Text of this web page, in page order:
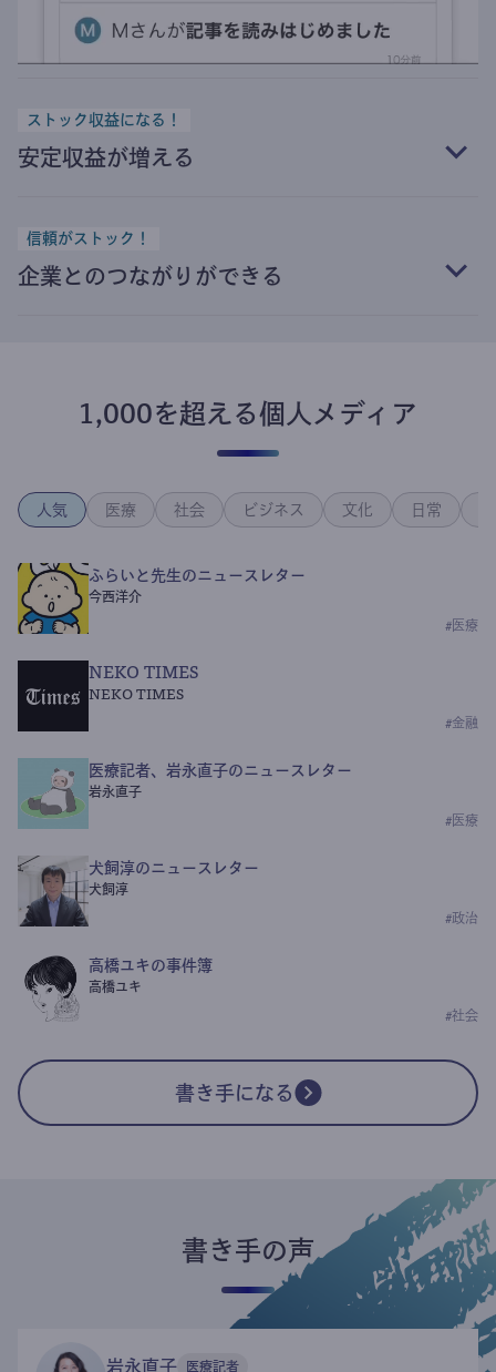
ストック収益になる！
安定収益が増える
信頼がストック！
企業とのつながりができる
1,000を超える個人メディア
人気 医療 社会 ビジネス 文化 日常
ふらいと先生のニュースレター
今西洋介
# 医療
NEKO TIMES
NEKO TIMES
#金融
医療記者、岩永直子のニュースレター
岩永直子
# 医療
犬飼淳のニュースレター
犬飼淳
#政治
高橋ユキの事件簿
高橋ユキ
#社会
書き手になる
書き手の声
岩永直子 医療記者